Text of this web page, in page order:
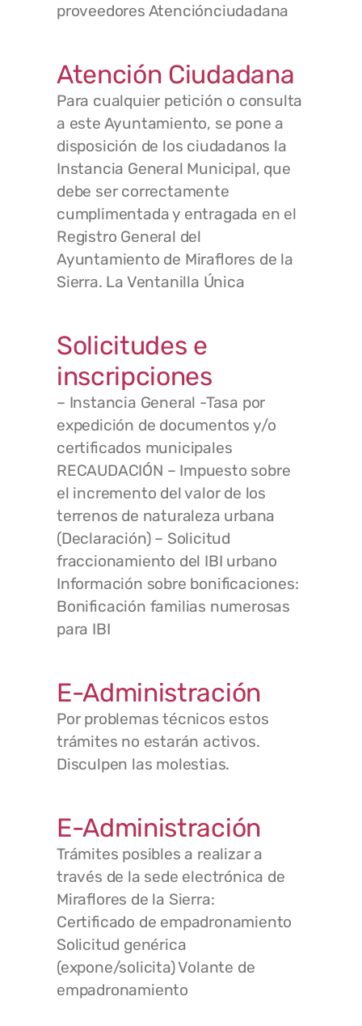
proveedores Atenciónciudadana
Atención Ciudadana
Para cualquier petición o consulta
a este Ayuntamiento, se pone a
disposición de los ciudadanos la
Instancia General Municipal, que
debe ser correctamente
cumplimentada y entragada en el
Registro General del
Ayuntamiento de Miraflores de la
Sierra. La Ventanilla Única
Solicitudes e
inscripciones
– Instancia General -Tasa por
expedición de documentos y/o
certificados municipales
RECAUDACIÓN – Impuesto sobre
el incremento del valor de los
terrenos de naturaleza urbana
(Declaración) – Solicitud
fraccionamiento del IBI urbano
Información sobre bonificaciones:
Bonificación familias numerosas
para IBI
E-Administración
Por problemas técnicos estos
trámites no estarán activos.
Disculpen las molestias.
E-Administración
Trámites posibles a realizar a
través de la sede electrónica de
Miraflores de la Sierra:
Certificado de empadronamiento
Solicitud genérica
(expone/solicita) Volante de
empadronamiento